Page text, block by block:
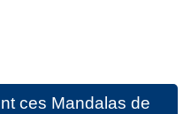
ces Mandalas de